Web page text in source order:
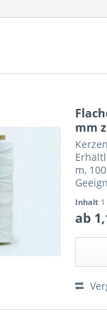
mm
m,
alle
Inhalt
ab